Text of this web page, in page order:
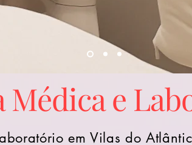
Médica e
em Vilas do